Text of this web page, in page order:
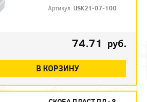
Артикул: USK21-07-100
74.71 руб.
В КОРЗИНУ